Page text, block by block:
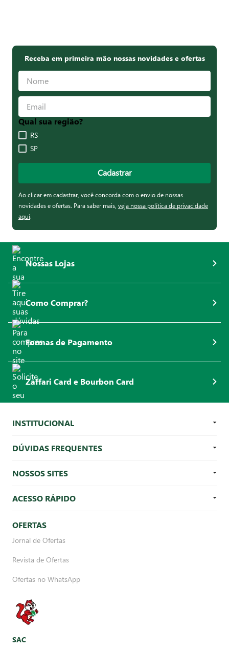
Receba em primeira mão nossas novidades e ofertas
Qual sua região?
RS
SP
Cadastrar
Ao clicar em cadastrar, você concorda com o envio de nossas
novidades e ofertas. Para saber mais, veja nossa política de privacidade
aqui.
Nossas Lojas
Como Comprar?
Formas de Pagamento
Zaffari Card e Bourbon Card
INSTITUCIONAL
DÚVIDAS FREQUENTES
NOSSOS SITES
ACESSO RÁPIDO
OFERTAS
Jornal de Ofertas
Revista de Ofertas
Ofertas no WhatsApp
SAC